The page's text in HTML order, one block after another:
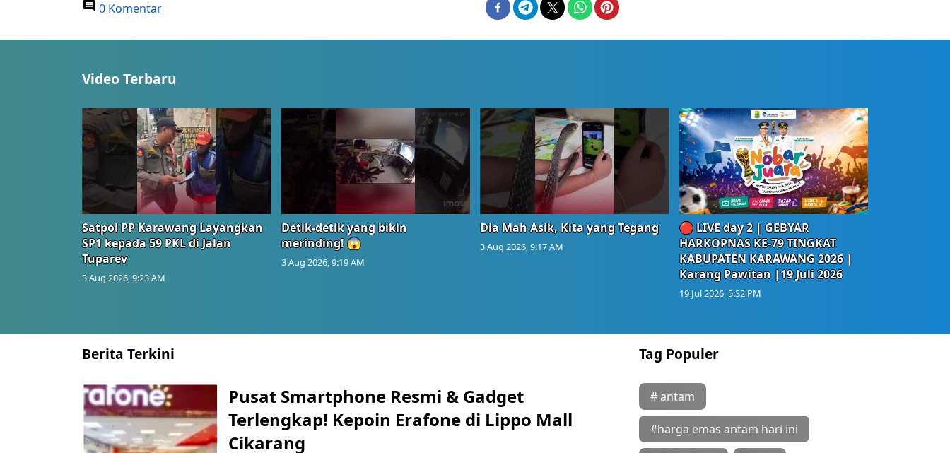
0 Komentar
Video Terbaru
Satpol PP Karawang Layangkan
SP1 kepada 59 PKL di Jalan
Tuparev
3 Aug 2026, 9:23 AM
Detik-detik yang bikin
merinding! 😱
3 Aug 2026, 9:19 AM
Dia Mah Asik, Kita yang Tegang
3 Aug 2026, 9:17 AM
🔴 LIVE day 2 | GEBYAR
HARKOPNAS KE-79 TINGKAT
KABUPATEN KARAWANG 2026 |
Karang Pawitan |19 Juli 2026
19 Jul 2026, 5:32 PM
Berita Terkini
Pusat Smartphone Resmi & Gadget
Terlengkap! Kepoin Erafone di Lippo Mall
Cikarang
Tag Populer
# antam
#harga emas antam hari ini